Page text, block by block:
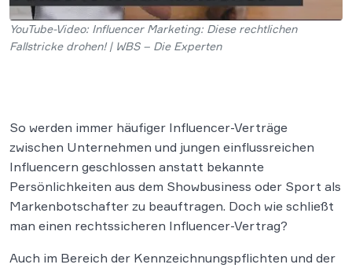
YouTube-Video: Influencer Marketing: Diese rechtlichen
Fallstricke drohen! | WBS – Die Experten
So werden immer häufiger Influencer-Verträge
zwischen Unternehmen und jungen einflussreichen
Influencern geschlossen anstatt bekannte
Persönlichkeiten aus dem Showbusiness oder Sport als
Markenbotschafter zu beauftragen. Doch wie schließt
man einen rechtssicheren Influencer-Vertrag?
Auch im Bereich der Kennzeichnungspflichten und der